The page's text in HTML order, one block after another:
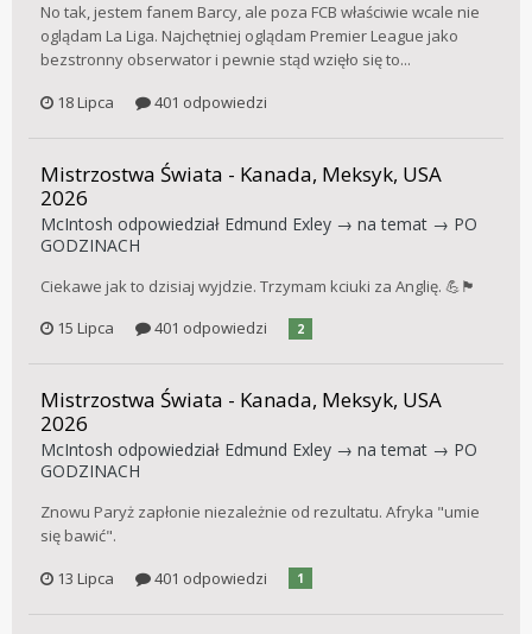
No tak, jestem fanem Barcy, ale poza FCB właściwie wcale nie
oglądam La Liga. Najchętniej oglądam Premier League jako
bezstronny obserwator i pewnie stąd wzięło się to...
18 Lipca
401 odpowiedzi
Mistrzostwa Świata - Kanada, Meksyk, USA
2026
McIntosh odpowiedział Edmund Exley → na temat → PO
GODZINACH
Ciekawe jak to dzisiaj wyjdzie. Trzymam kciuki za Anglię. 💪🏴󠁧󠁢󠁥󠁮󠁧󠁿
15 Lipca
401 odpowiedzi 2
Mistrzostwa Świata - Kanada, Meksyk, USA
2026
McIntosh odpowiedział Edmund Exley → na temat → PO
GODZINACH
Znowu Paryż zapłonie niezależnie od rezultatu. Afryka "umie
się bawić".
13 Lipca
401 odpowiedzi 1